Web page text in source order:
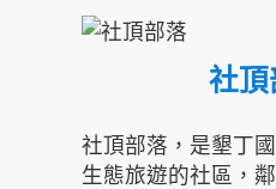
社頂
社頂部落，是墾丁
生態旅遊的社區，